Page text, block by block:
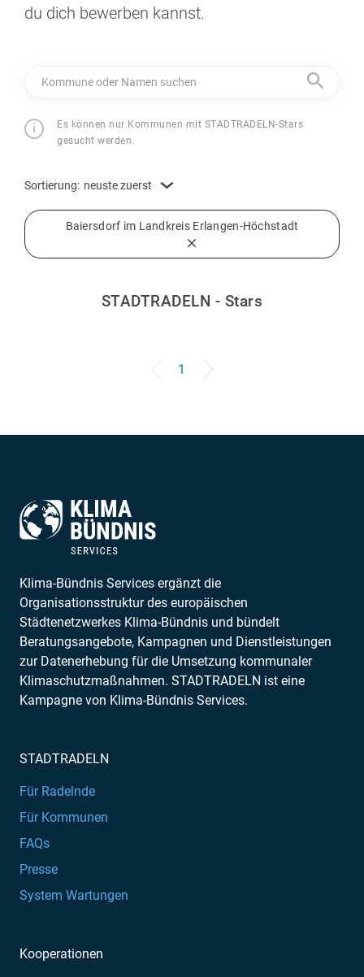
du dich bewerben kannst.
Kommune oder Namen suchen
Es können nur Kommunen mit STADTRADELN-Stars
gesucht werden.
Baiersdorf im Landkreis Erlangen-Höchstadt
Sortierung: neuste zuerst
STADTRADELN - Stars
1
Klima-Bündnis Services ergänzt die
Organisationsstruktur des europäischen
Städtenetzwerkes Klima-Bündnis und bündelt
Beratungsangebote, Kampagnen und Dienstleistungen
zur Datenerhebung für die Umsetzung kommunaler
Klimaschutzmaßnahmen. STADTRADELN ist eine
Kampagne von Klima-Bündnis Services.
STADTRADELN
Für Radelnde
Für Kommunen
FAQs
Presse
System Wartungen
Kooperationen